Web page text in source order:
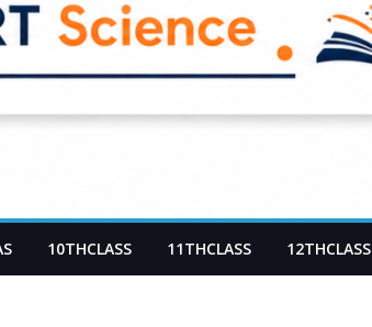
10THCLASS 11THCLASS 12THCLASS